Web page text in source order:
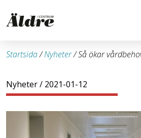
Startsida/Nyheter/Så ökar
Nyheter/ 2021-01-12